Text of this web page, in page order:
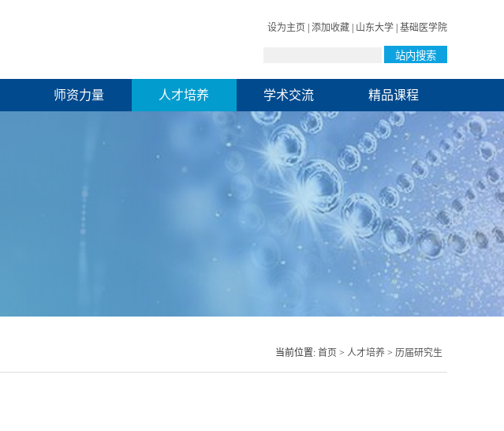
设为主页 添加收藏 山东大学 基础医学院
师资力量 人才培养 学术交流 精品课程
当前位置: 首页 > 人才培养 > 历届研究生